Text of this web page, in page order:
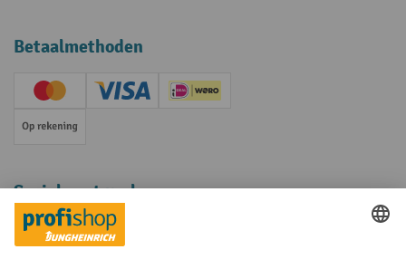
Betaalmethoden
Creditcard (Master)Creditcard (Visa)iDEAL | Wero
Op rekening
Sociale netwerken
Facebook
YouTube
LinkedInInstagram